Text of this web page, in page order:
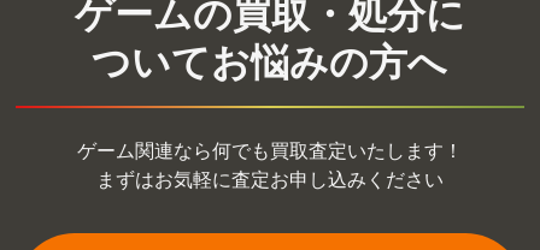
ゲームの買取・処分に
ついてお悩みの方へ
ゲーム関連なら何でも買取査定いたします！
まずはお気軽に査定お申し込みください